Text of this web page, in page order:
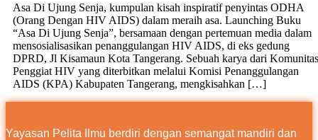
Asa Di Ujung Senja, kumpulan kisah inspiratif penyintas ODHA
(Orang Dengan HIV AIDS) dalam meraih asa. Launching Buku
“Asa Di Ujung Senja”, bersamaan dengan pertemuan media dalam
mensosialisasikan penanggulangan HIV AIDS, di eks gedung
DPRD, Jl Kisamaun Kota Tangerang. Sebuah karya dari Komunitas
Penggiat HIV yang diterbitkan melalui Komisi Penanggulangan
AIDS (KPA) Kabupaten Tangerang, mengkisahkan […]
Yayasan Pelita Ilmu berdiri dengan semangat mandiri dan